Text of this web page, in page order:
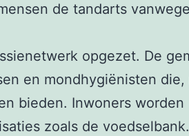
de tandarts
opgezet. De
en mondhygiënisten die,
bieden. Inwoners worden
zoals de voedselbank.